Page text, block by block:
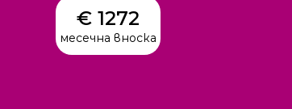
€ 1272
месечна вноска